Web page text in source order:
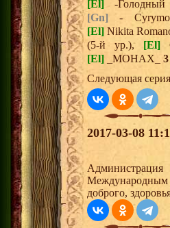
[El] -
[Gn] -
[El] Nikita
(5-й ур.), [El]
[El] _MOHAX_ 3
Следующая
2017-03-08
доброго,